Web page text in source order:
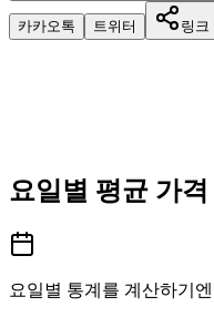
카카오톡 트위터 링크
요일별 평균 가격
요일별 통계를 계산하기